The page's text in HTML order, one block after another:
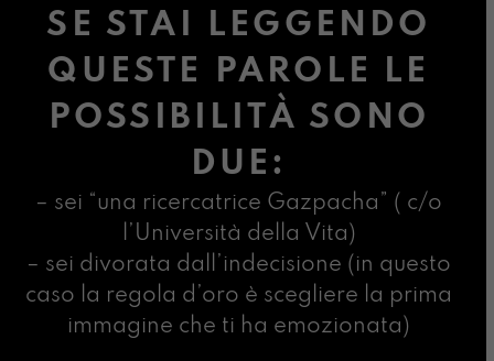
SE STAI LEGGENDO
QUESTE PAROLE LE
POSSIBILITÀ SONO
DUE:
– sei “una ricercatrice Gazpacha” ( c/o
l’Università della Vita)
– sei divorata dall’indecisione (in questo
caso la regola d’oro è scegliere la prima
immagine che ti ha emozionata)